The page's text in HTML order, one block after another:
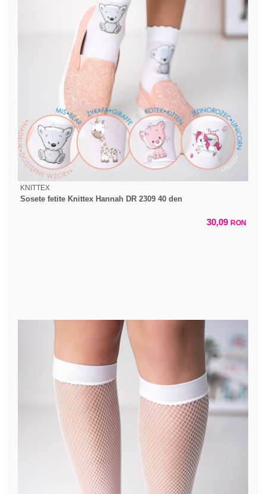
KNITTEX
Sosete fetite Knittex Hannah DR 2309 40 den
30,09 RON